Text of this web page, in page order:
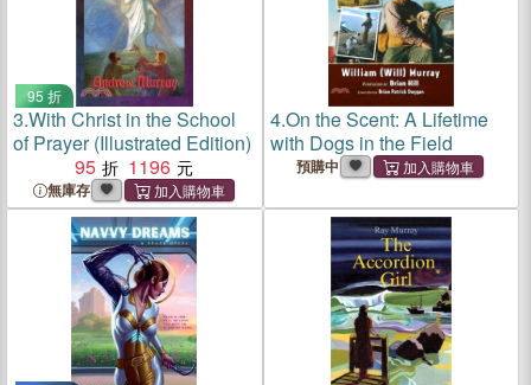
95 折
3.With Christ in the School
of Prayer (Illustrated Edition)
95
1196
無庫存
4.On the Scent: A Lifetime
with Dogs in the Field
預購中